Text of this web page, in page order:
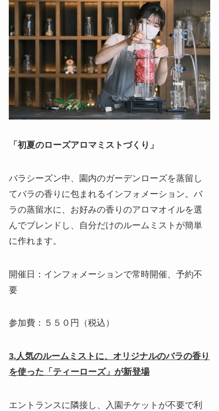
「初夏のローズアロマミストづくり」
バラシーズン中、園内のガーデンローズを蒸留し
てバラの香りに包まれるインフォメーション。バ
ラの蒸留水に、お好みの香りのアロマオイルを選
んでブレンドし、自分だけのルームミストが簡単
に作れます。
開催日：インフォメーションで常時開催、予約不
要
参加費：５５０円（税込）
3.人気のルームミストに、オリジナルのバラの香り
を使った「ティーローズ」が新登場
エントランスに隣接し、入園チケットが不要で利